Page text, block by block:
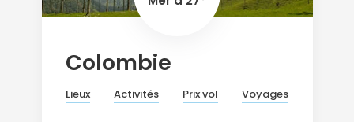
Colombie
Lieux Activités Prix vol Voyages